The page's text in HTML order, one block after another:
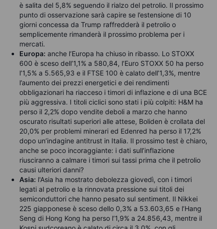
è salita del 5,8% seguendo il rialzo del petrolio. Il prossimo
punto di osservazione sarà capire se l’estensione di 10
giorni concessa da Trump raffredderà il petrolio o
semplicemente rimanderà il prossimo problema per i
mercati.
Europa: anche l’Europa ha chiuso in ribasso. Lo STOXX
600 è sceso dell’1,1% a 580,84, l’Euro STOXX 50 ha perso
l’1,5% a 5.565,93 e il FTSE 100 è calato dell’1,3%, mentre
l’aumento dei prezzi energetici e dei rendimenti
obbligazionari ha riacceso i timori di inflazione e di una BCE
più aggressiva. I titoli ciclici sono stati i più colpiti: H&M ha
perso il 2,2% dopo vendite deboli a marzo che hanno
oscurato risultati superiori alle attese, Boliden è crollata del
20,0% per problemi minerari ed Edenred ha perso il 17,2%
dopo un’indagine antitrust in Italia. Il prossimo test è chiaro,
anche se poco incoraggiante: i dati sull’inflazione
riusciranno a calmare i timori sui tassi prima che il petrolio
causi ulteriori danni?
Asia: l'Asia ha mostrato debolezza giovedì, con i timori
legati al petrolio e la rinnovata pressione sui titoli dei
semiconduttori che hanno pesato sul sentiment. Il Nikkei
225 giapponese è sceso dello 0,3% a 53.603,65 e l’Hang
Seng di Hong Kong ha perso l’1,9% a 24.856,43, mentre il